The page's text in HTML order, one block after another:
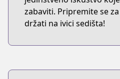
zabaviti. Pripremite se
držati na ivici sedišta!